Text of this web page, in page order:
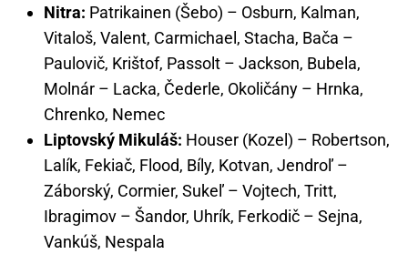
Nitra: Patrikainen (Šebo) – Osburn, Kalman,
Vitaloš, Valent, Carmichael, Stacha, Bača –
Paulovič, Krištof, Passolt – Jackson, Bubela,
Molnár – Lacka, Čederle, Okoličány – Hrnka,
Chrenko, Nemec
Liptovský Mikuláš: Houser (Kozel) – Robertson,
Lalík, Fekiač, Flood, Bíly, Kotvan, Jendroľ –
Záborský, Cormier, Sukeľ – Vojtech, Tritt,
Ibragimov – Šandor, Uhrík, Ferkodič – Sejna,
Vankúš, Nespala